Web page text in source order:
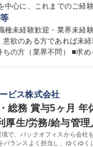
中心に、これまでのご経
ど）
厚生運用 など ※基本的に
より、関西圏以外への
業務を持ちつつ、お互
種未経験歓迎・業界未経
欲のある方であれば未
問） ■求める人物像：・社内外の
ビス株式会社
総務 賞与5ヶ月
厚生/労務/給与管理
で、バックオフィスから会社
バランスよく担当し、ゆくゆく